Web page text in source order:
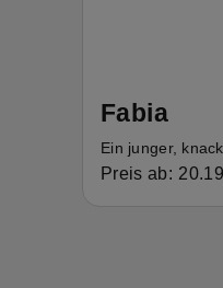
Fabia
Ein junger,
Preis ab: